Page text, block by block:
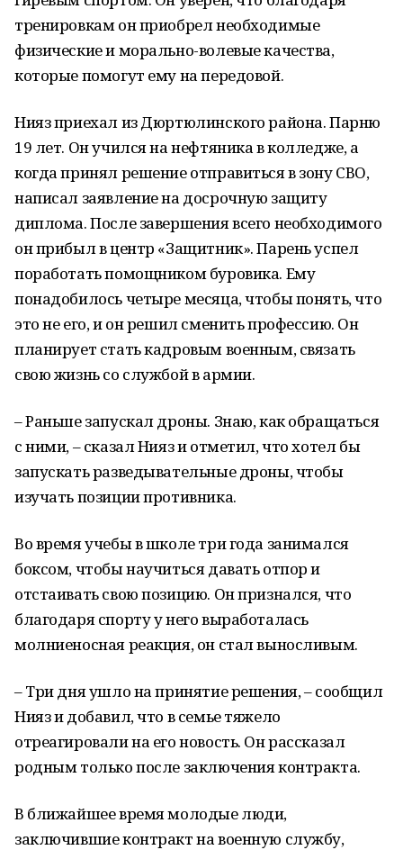
тренировкам он приобрел необходимые
физические и морально-волевые качества,
которые помогут ему на передовой.
Нияз приехал из Дюртюлинского района. Парню
19 лет. Он учился на нефтяника в колледже, а
когда принял решение отправиться в зону СВО,
написал заявление на досрочную защиту
диплома. После завершения всего необходимого
он прибыл в центр «Защитник». Парень успел
поработать помощником буровика. Ему
понадобилось четыре месяца, чтобы понять, что
это не его, и он решил сменить профессию. Он
планирует стать кадровым военным, связать
свою жизнь со службой в армии.
– Раньше запускал дроны. Знаю, как обращаться
с ними, – сказал Нияз и отметил, что хотел бы
запускать разведывательные дроны, чтобы
изучать позиции противника.
Во время учебы в школе три года занимался
боксом, чтобы научиться давать отпор и
отстаивать свою позицию. Он признался, что
благодаря спорту у него выработалась
молниеносная реакция, он стал выносливым.
– Три дня ушло на принятие решения, – сообщил
Нияз и добавил, что в семье тяжело
отреагировали на его новость. Он рассказал
родным только после заключения контракта.
В ближайшее время молодые люди,
заключившие контракт на военную службу,